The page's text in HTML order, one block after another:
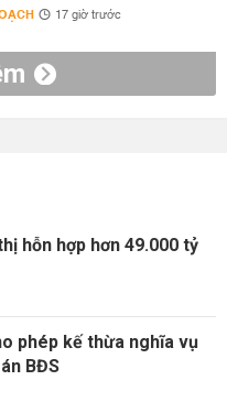
17 giờ trước
hỗn hợp hơn 49.000 tỷ
phép kế thừa nghĩa vụ
BĐS